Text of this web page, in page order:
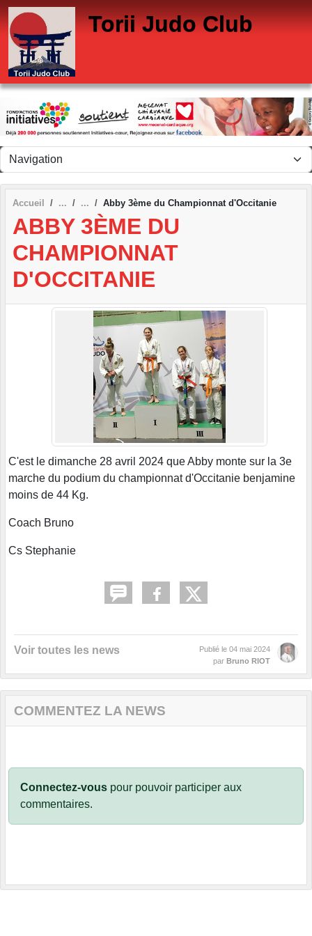
Torii Judo Club
Accueil Abby 3ème du Championnat d'Occitanie
ABBY 3ÈME DU
CHAMPIONNAT
D'OCCITANIE
C'est le dimanche 28 avril 2024 que Abby monte sur la 3e
marche du podium du championnat d'Occitanie benjamine
moins de 44 Kg.
Coach Bruno
Cs Stephanie
Voir toutes les news Publié le 04 mai 2024
par Bruno RIOT
COMMENTEZ LA NEWS
Connectez-vous pour pouvoir participer aux
commentaires.
Panneau de gestion des cookies